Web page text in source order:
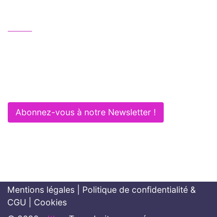
Abonnez-vous à notre Newsletter !
Mentions légales
Politique de confidentialité &
CGU
Cookies